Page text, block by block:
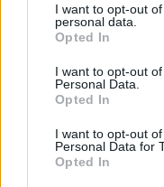
not limited to your visit
grant or deny consent
use your data for
consent section.
I want to opt-out
personal data.
Opted In
I want to opt-out
Personal Data.
Opted In
I want to opt-out
Personal Data for
Opted In
favorisce
sempre